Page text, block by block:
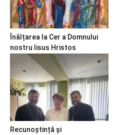
Înălțarea la Cer a Domnului
nostru Iisus Hristos
Recunoștință și